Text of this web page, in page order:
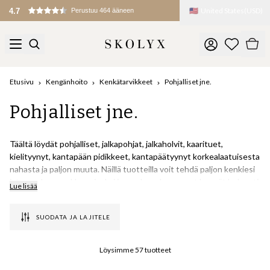
🇺🇸
Etusivu Kengänhoito Kenkätarvikkeet Pohjalliset jne.
Pohjalliset jne.
Täältä löydät pohjalliset, jalkapohjat, jalkaholvit, kaarituet,
kielityynyt, kantapään pidikkeet, kantapäätyynyt korkealaatuisesta
nahasta ja paljon muuta. Näillä tuotteilla voit tehdä paljon kenkiesi
istuvuuden muokkaamiseksi ja saada mukavammat kengät helposti
Kun ostamme kenkiä, on usein osa kengän istuvuudesta, joka ei ole
esimerkiksi hieman löysät, voit ostaa tuotteita, jotka muokkaavat
Lue lisää
SUODATA JA LAJITELE
Löysimme57tuotteet